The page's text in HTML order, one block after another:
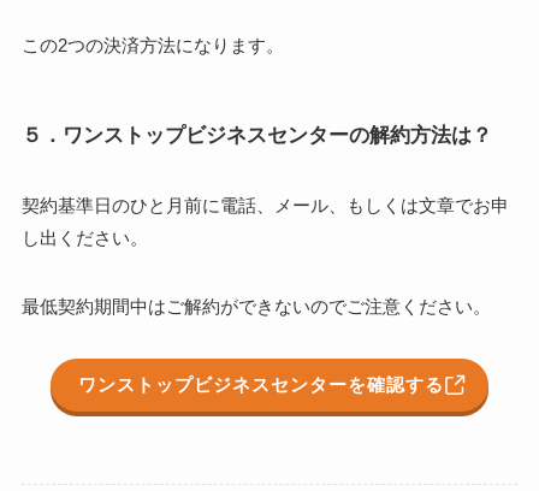
この2つの決済方法になります。
５．ワンストップビジネスセンターの解約方法は？
契約基準日のひと月前に電話、メール、もしくは文章でお申
し出ください。
最低契約期間中はご解約ができないのでご注意ください。
ワンストップビジネスセンターを確認する